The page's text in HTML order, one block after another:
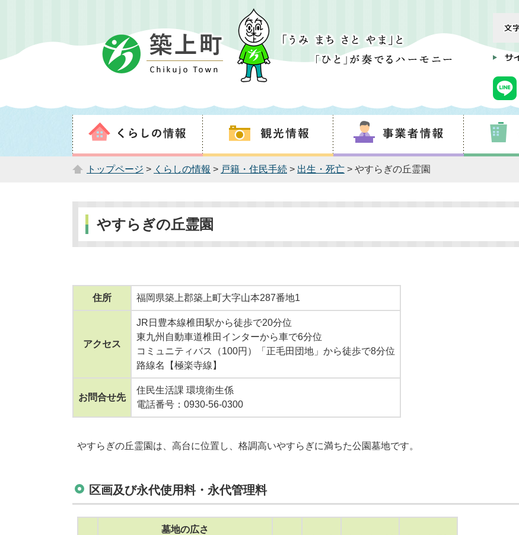
トップページ > くらしの情報 > 戸籍・住民手続 > 出生・死亡 > やすらぎの丘霊園
やすらぎの丘霊園
住所 福岡県築上郡築上町大字山本287番地1
アクセス
JR日豊本線椎田駅から徒歩で20分位
東九州自動車道椎田インターから車で6分位
コミュニティバス（100円）「正毛田団地」から徒歩で8分位
路線名【極楽寺線】
お問合せ先
住民生活課 環境衛生係
電話番号：0930-56-0300
やすらぎの丘霊園は、高台に位置し、格調高いやすらぎに満ちた公園墓地です。
区画及び永代使用料・永代管理料
墓地の広さ